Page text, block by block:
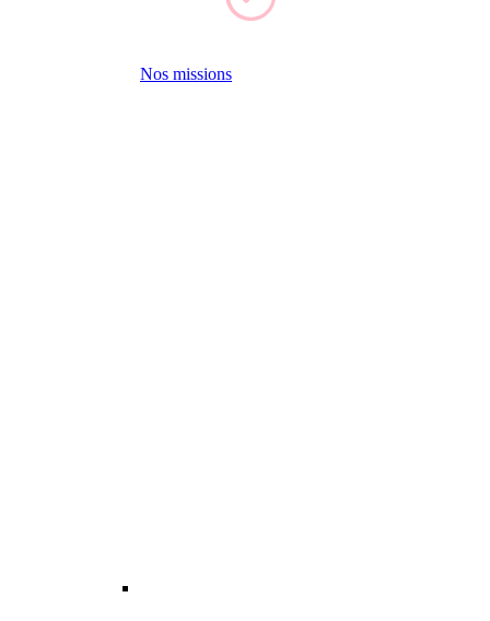
Nos missions